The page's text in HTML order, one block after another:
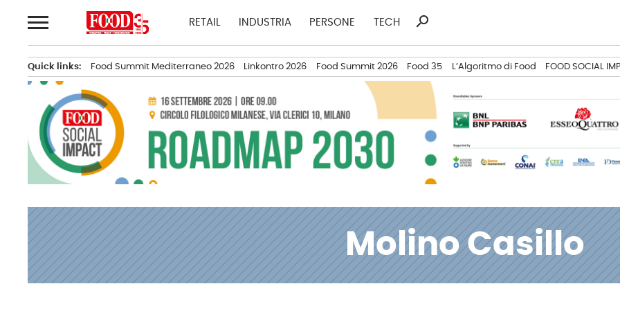
al
RETAIL INDUSTRIA PERSONE TECH
Ricerca
search
Quick links: Food Summit Mediterraneo 2026 Linkontro 2026 Food Summit 2026 Food 35 L’Algoritmo di Food FOOD SOCIAL
Molino Casillo